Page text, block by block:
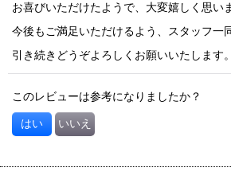
お喜びいただけたようで、大変嬉しく思い
今後もご満足いただけるよう、スタッフ一
引き続きどうぞよろしくお願いいたします。
このレビューは参考になりましたか？
はい いいえ